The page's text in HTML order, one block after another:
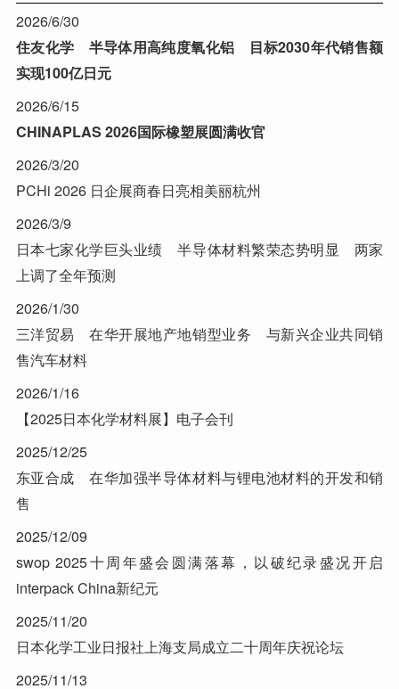
2026/6/30
住友化学 半导体用高纯度氧化铝 目标2030年代销售额
实现100亿日元
2026/6/15
CHINAPLAS 2026国际橡塑展圆满收官
2026/3/20
PCHi 2026 日企展商春日亮相美丽杭州
2026/3/9
日本七家化学巨头业绩 半导体材料繁荣态势明显 两家
上调了全年预测
2026/1/30
三洋贸易 在华开展地产地销型业务 与新兴企业共同销
售汽车材料
2026/1/16
【2025日本化学材料展】电子会刊
2025/12/25
东亚合成 在华加强半导体材料与锂电池材料的开发和销
售
2025/12/09
swop 2025十周年盛会圆满落幕，以破纪录盛况开启
interpack China新纪元
2025/11/20
日本化学工业日报社上海支局成立二十周年庆祝论坛
2025/11/13